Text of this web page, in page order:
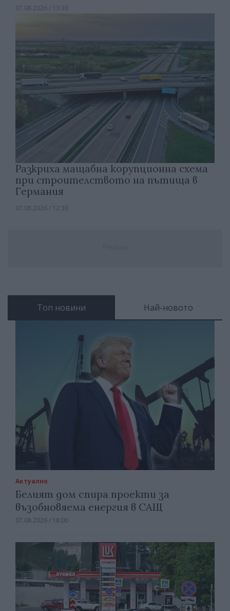
07.08.2026 / 13:30
Разкриха мащабна корупционна схема
при строителството на пътища в
Германия
07.08.2026 / 12:30
Топ новини Най-новото
Актуално
Белият дом спира проекти за
възобновяема енергия в САЩ
07.08.2026 / 18:00